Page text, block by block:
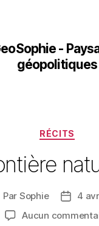
-
géopolitiques
RÉCITS
Par Sophie
Date
4
Aucun